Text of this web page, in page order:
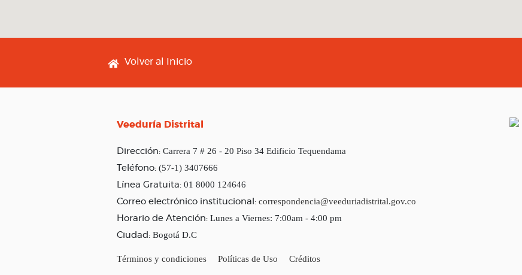
Footer menu
Volver al Inicio
Veeduría Distrital
Dirección: Carrera 7 # 26 - 20 Piso 34 Edificio Tequendama
Teléfono: (57-1) 3407666
Línea Gratuita: 01 8000 124646
Correo electrónico institucional: correspondencia@veeduriadistrital.gov.co
Horario de Atención: Lunes a Viernes: 7:00am - 4:00 pm
Ciudad: Bogotá D.C
Términos y condiciones Políticas de Uso Créditos